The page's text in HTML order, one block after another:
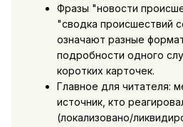
Фразы "новости
"сводка происшествий
означают разные
подробности одного
коротких карточек.
Главное для читателя:
источник, кто
(локализовано/